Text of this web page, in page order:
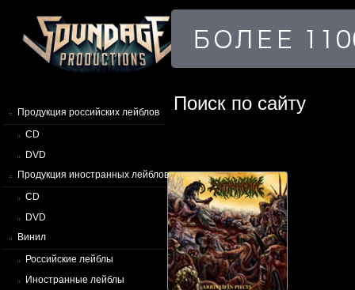
Продукция российских лейблов
CD
DVD
Продукция иностранных лейблов
CD
DVD
Винил
Российские лейблы
Иностранные лейблы
Поиск по сайту